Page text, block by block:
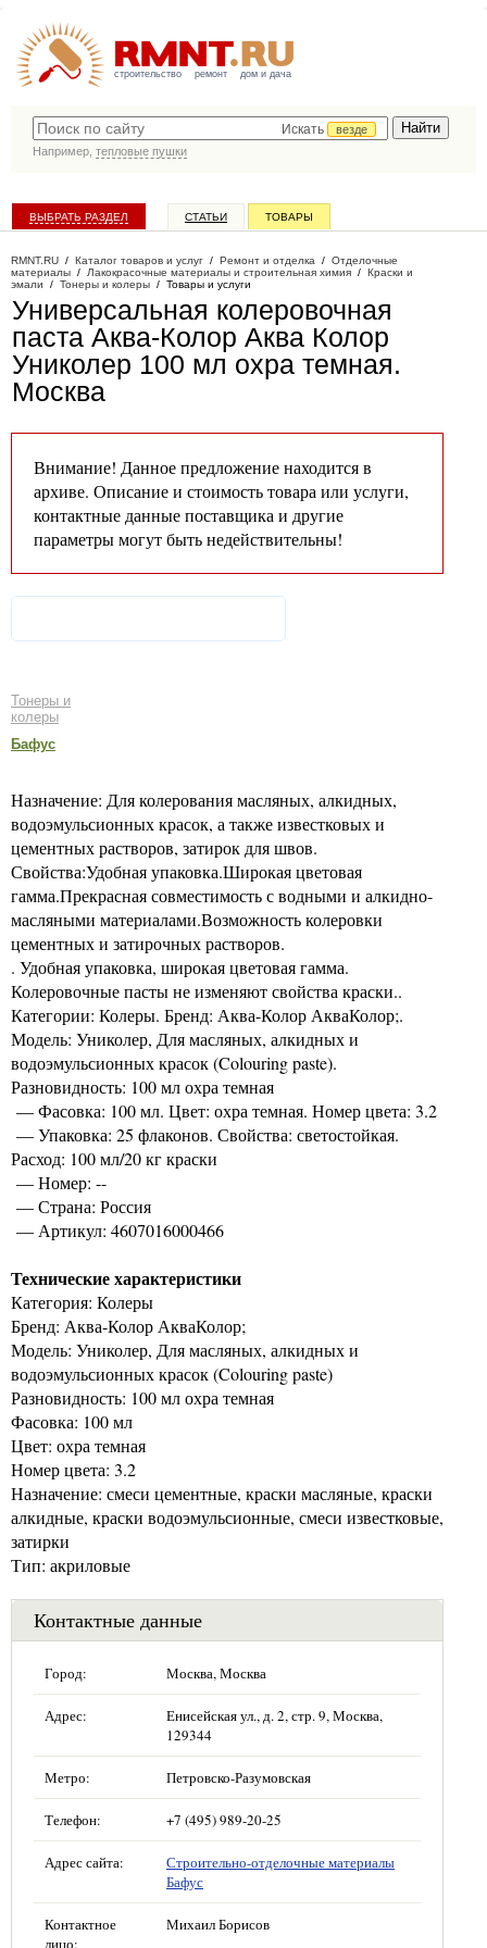
строительство ремонт дом и дача
Искать
везде
Например, тепловые пушки
ВЫБРАТЬ РАЗДЕЛ СТАТЬИ ТОВАРЫ
RMNT.RU / Каталог товаров и услуг / Ремонт и отделка / Отделочные
материалы / Лакокрасочные материалы и строительная химия / Краски и
эмали / Тонеры и колеры / Товары и услуги
Универсальная колеровочная
паста Аква-Колор Аква Колор
Униколер 100 мл охра темная.
Москва
Внимание! Данное предложение находится в
архиве. Описание и стоимость товара или услуги,
контактные данные поставщика и другие
параметры могут быть недействительны!
Тонеры и
колеры
Бафус
Назначение: Для колерования масляных, алкидных,
водоэмульсионных красок, а также известковых и
цементных растворов, затирок для швов.
Свойства:Удобная упаковка.Широкая цветовая
гамма.Прекрасная совместимость с водными и алкидно-
масляными материалами.Возможность колеровки
цементных и затирочных растворов.
. Удобная упаковка, широкая цветовая гамма.
Колеровочные пасты не изменяют свойства краски..
Категории: Колеры. Бренд: Аква-Колор АкваКолор;.
Модель: Униколер, Для масляных, алкидных и
водоэмульсионных красок (Colouring paste).
Разновидность: 100 мл охра темная
— Фасовка: 100 мл. Цвет: охра темная. Номер цвета: 3.2
— Упаковка: 25 флаконов. Свойства: светостойкая.
Расход: 100 мл/20 кг краски
— Номер: --
— Страна: Россия
— Артикул: 4607016000466
Технические характеристики
Категория: Колеры
Бренд: Аква-Колор АкваКолор;
Модель: Униколер, Для масляных, алкидных и
водоэмульсионных красок (Colouring paste)
Разновидность: 100 мл охра темная
Фасовка: 100 мл
Цвет: охра темная
Номер цвета: 3.2
Назначение: смеси цементные, краски масляные, краски
алкидные, краски водоэмульсионные, смеси известковые,
затирки
Тип: акриловые
Контактные данные
Город: Москва, Москва
Адрес:
Енисейская ул., д. 2, стр. 9, Москва,
129344
Метро: Петровско-Разумовская
Телефон: +7 (495) 989-20-25
Адрес сайта:
Строительно-отделочные материалы
Бафус
Контактное
лицо:
Михаил Борисов